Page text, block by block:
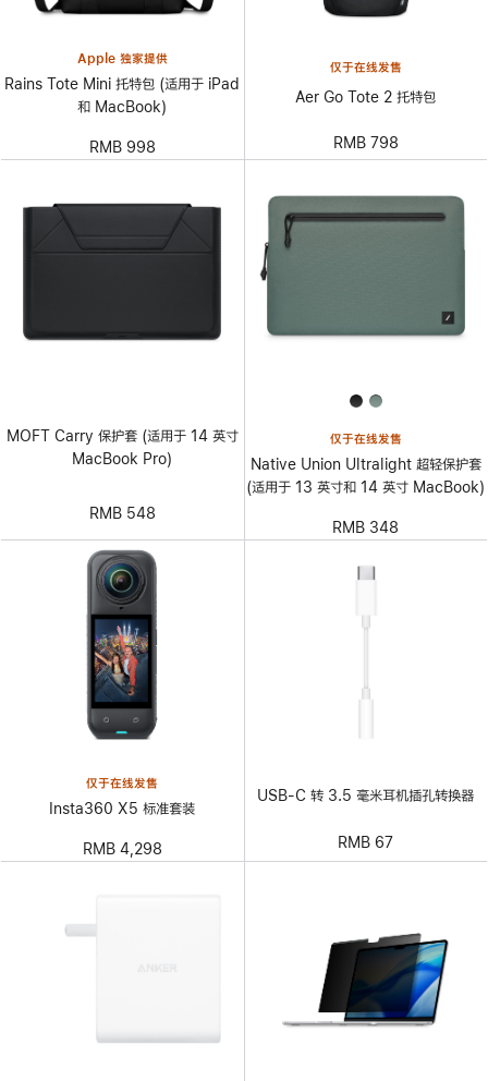
Apple 独家提供
Rains Tote Mini 托特包 (适用于 iPad
和 MacBook)
RMB 998
仅于在线发售
Aer Go Tote 2 托特包
RMB 798
MOFT Carry 保护套 (适用于 14 英寸
MacBook Pro)
RMB 548
仅于在线发售
Native Union Ultralight 超轻保护套
(适用于 13 英寸和 14 英寸 MacBook)
RMB 348
仅于在线发售
Insta360 X5 标准套装
RMB 4,298
USB-C 转 3.5 毫米耳机插孔转换器
RMB 67